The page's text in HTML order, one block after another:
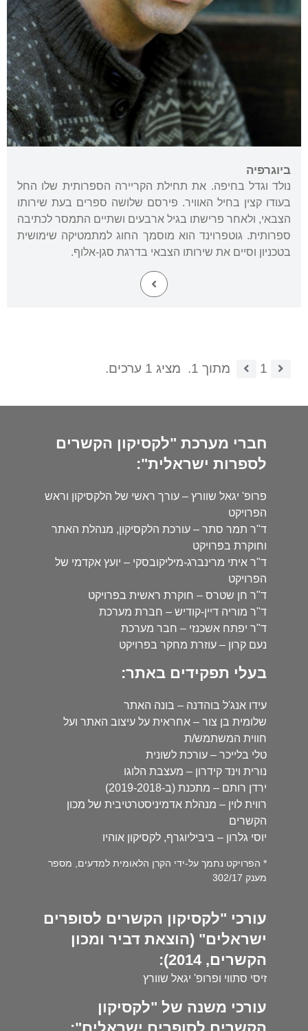
ביוגרפיה
נולד וגדל בחיפה. את תחילת הקריירה הספרותית שלו החל
בעודו קצין בחיל האוויר. פירסם שלושה ספרים בעת שירותו
הצבאי, ולאחר פרישתו בגיל ארבעים ושתיים התמסר לכתיבה
ספרותית. גוטפרוינד הוא מוסמך החוג למתמטיקה שימושית
בטכניון וסיים את שירותו הצבאי בדרגת סגן-אלוף.
1 מתוך 1. מציג 1 ערכים.
חברי מערכת "לקסיקון הקשרים
לספרות ישראלית":
פרופ' יגאל שוורץ – עורך ראשי של הלקסיקון וראש
הפרויקט
ד"ר תמר סתר – עורכת הלקסיקון, מנהלת האתר
וחוקרת בפרויקט
ד"ר איתי מרינברג-מיליקובסקי – יועץ אקדמי של
הפרויקט
ד"ר חן שטרס – חוקרת ראשית בפרויקט
ד"ר מוריה דיין-קודיש – חברת מערכת
ד"ר יפתח אשכנזי – חבר מערכת
נעם קרון – עוזרת מחקר בפרויקט
בעלי תפקידים באתר:
עידו אנג'ל בוהדנה – בונה האתר
שלומית בן צור – אחראית על עיצוב האתר ועל
חווית המשתמש/ת
טלי בלייכר – עורכת לשונית
נורית וינד קידרון – מעצבת הלוגו
ירדן רותם – מתכנת (ב-2019-2018)
רווית לוין – מנהלת אדמיניסטרטיבית של מכון
הקשרים
יוסי גלרון – ביביליוגרף, לקסיקון אוהיו
* הפרויקט נתמך על-ידי הקרן הלאומית למדעים, מספר
מענק 302/17
עורכי "לקסיקון הקשרים לסופרים
ישראלים" (הוצאת דביר ומכון
הקשרים, 2014):
זיסי סתווי ופרופ' יגאל שוורץ
עורכי משנה של "לקסיקון